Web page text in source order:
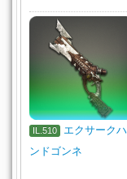
IL.510
エクサークハ
ンドゴンネ